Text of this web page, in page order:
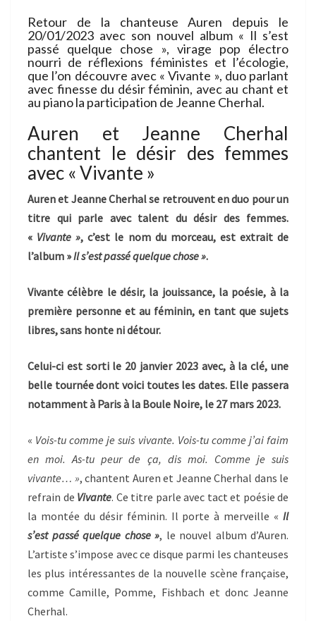
Retour de la chanteuse Auren depuis le
20/01/2023 avec son nouvel album « Il s’est
passé quelque chose », virage pop électro
nourri de réflexions féministes et l’écologie,
que l’on découvre avec « Vivante », duo parlant
avec finesse du désir féminin, avec au chant et
au piano la participation de Jeanne Cherhal.
Auren et Jeanne Cherhal
chantent le désir des femmes
avec « Vivante »
Auren et Jeanne Cherhal se retrouvent en duo pour un
titre qui parle avec talent du désir des femmes.
« Vivante », c’est le nom du morceau, est extrait de
l’album »Il s’est passé quelque chose ».
Vivante célèbre le désir, la jouissance, la poésie, à la
première personne et au féminin, en tant que sujets
libres, sans honte ni détour.
Celui-ci est sorti le 20 janvier 2023 avec, à la clé, une
belle tournée dont voici toutes les dates. Elle passera
notamment à Paris à la Boule Noire, le 27 mars 2023.
« Vois-tu comme je suis vivante. Vois-tu comme j’ai faim
en moi. As-tu peur de ça, dis moi. Comme je suis
vivante… », chantent Auren et Jeanne Cherhal dans le
refrain de Vivante. Ce titre parle avec tact et poésie de
la montée du désir féminin. Il porte à merveille « Il
s’est passé quelque chose », le nouvel album d’Auren.
L’artiste s’impose avec ce disque parmi les chanteuses
les plus intéressantes de la nouvelle scène française,
comme Camille, Pomme, Fishbach et donc Jeanne
Cherhal.